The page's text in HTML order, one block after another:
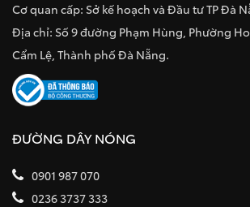
Cơ quan cấp: Sở kế hoạch và Đầu tư TP Đà
Địa chỉ: Số 9 đường Phạm Hùng, Phường
Cẩm Lệ, Thành phố Đà Nẵng.
ĐƯỜNG DÂY NÓNG
0901 987 070
0236 3737 333